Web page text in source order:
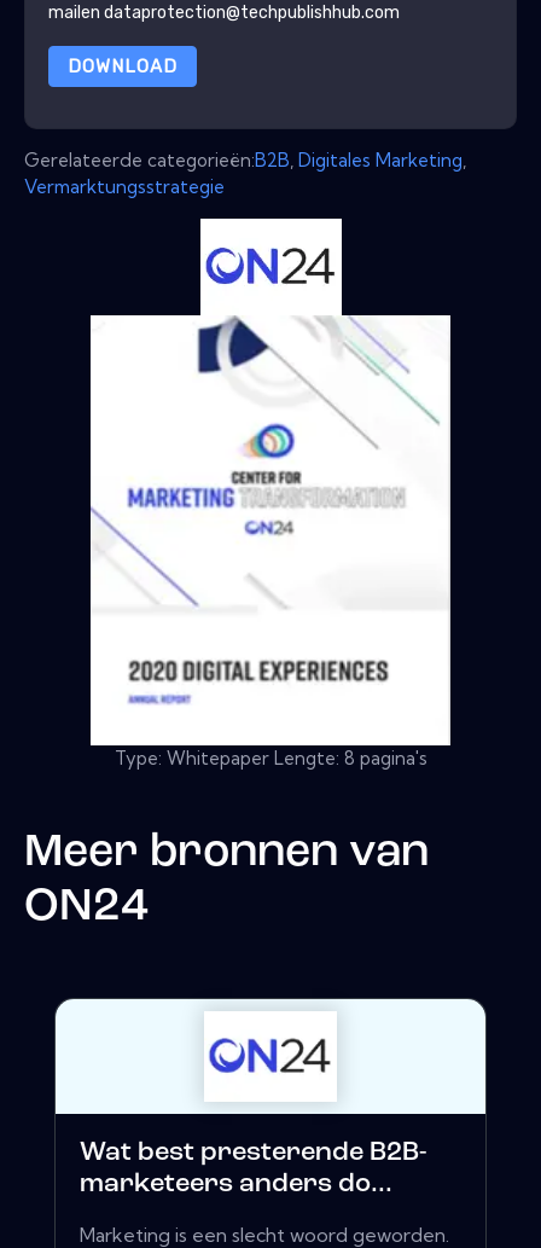
mailen dataprotection@techpublishhub.com
DOWNLOAD
Gerelateerde categorieën:B2B Digitales Marketing
Vermarktungsstrategie
Type: Whitepaper Lengte: 8 pagina's
Meer bronnen van
ON24
Wat best presterende B2B-
marketeers anders do...
Marketing is een slecht woord geworden.